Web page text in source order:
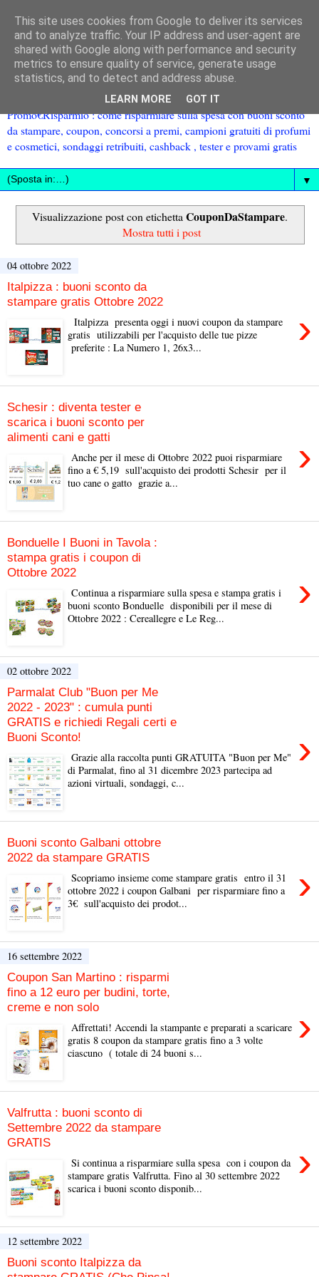
Promo€Risparmio : come risparmiare sulla spesa con buoni sconto
da stampare, coupon, concorsi a premi, campioni gratuiti di profumi
e cosmetici, sondaggi retribuiti, cashback , tester e provami gratis
▼
Visualizzazione post con etichetta CouponDaStampare.
Mostra tutti i post
04 ottobre 2022
Italpizza : buoni sconto da
stampare gratis Ottobre 2022
›
Italpizza presenta oggi i nuovi coupon da stampare
gratis utilizzabili per l'acquisto delle tue pizze
preferite : La Numero 1, 26x3...
Schesir : diventa tester e
scarica i buoni sconto per
alimenti cani e gatti
›
Anche per il mese di Ottobre 2022 puoi risparmiare
fino a € 5,19 sull'acquisto dei prodotti Schesir per il
tuo cane o gatto grazie a...
Bonduelle I Buoni in Tavola :
stampa gratis i coupon di
Ottobre 2022
›
Continua a risparmiare sulla spesa e stampa gratis i
buoni sconto Bonduelle disponibili per il mese di
Ottobre 2022 : Cereallegre e Le Reg...
02 ottobre 2022
Parmalat Club "Buon per Me
2022 - 2023" : cumula punti
GRATIS e richiedi Regali certi e
Buoni Sconto!
›
Grazie alla raccolta punti GRATUITA "Buon per Me"
di Parmalat, fino al 31 dicembre 2023 partecipa ad
azioni virtuali, sondaggi, c...
Buoni sconto Galbani ottobre
2022 da stampare GRATIS
›
Scopriamo insieme come stampare gratis entro il 31
ottobre 2022 i coupon Galbani per risparmiare fino a
3€ sull'acquisto dei prodot...
16 settembre 2022
Coupon San Martino : risparmi
fino a 12 euro per budini, torte,
creme e non solo
›
Affrettati! Accendi la stampante e preparati a scaricare
gratis 8 coupon da stampare gratis fino a 3 volte
ciascuno ( totale di 24 buoni s...
Valfrutta : buoni sconto di
Settembre 2022 da stampare
GRATIS
›
Si continua a risparmiare sulla spesa con i coupon da
stampare gratis Valfrutta. Fino al 30 settembre 2022
scarica i buoni sconto disponib...
12 settembre 2022
Buoni sconto Italpizza da
This site uses cookies from Google to deliver its services
and to analyze traffic. Your IP address and user-agent are
shared with Google along with performance and security
metrics to ensure quality of service, generate usage
statistics, and to detect and address abuse.
LEARN MORE GOT IT